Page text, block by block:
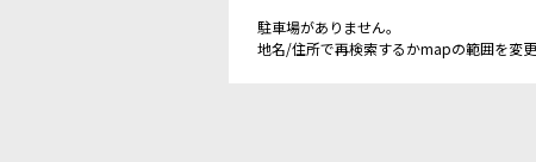
駐車場がありません。
地名/住所で再検索するかmapの範囲を変更